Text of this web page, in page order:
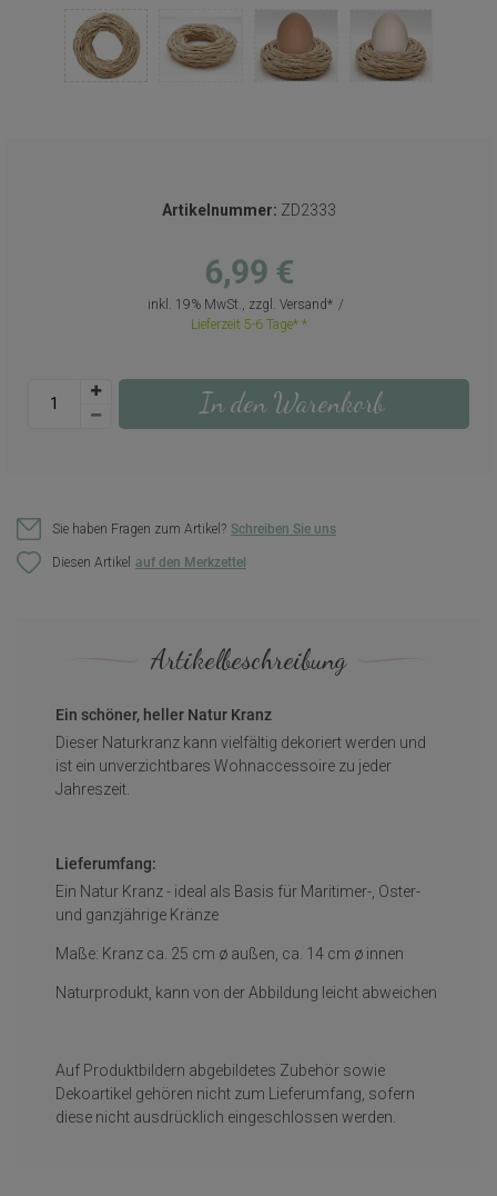
Artikelnummer: ZD2333
6,99 €
inkl. 19% MwSt., zzgl. Versand
Lieferzeit 5-6 Tage*
In den Warenkorb
Sie haben Fragen zum Artikel? Schreiben Sie uns
Diesen Artikel
Artikelbeschreibung
Ein schöner, heller Natur Kranz
Dieser Naturkranz kann vielfältig dekoriert werden und
ist ein unverzichtbares Wohnaccessoire zu jeder
Jahreszeit.
Lieferumfang:
Ein Natur Kranz - ideal als Basis für Maritimer-, Oster-
und ganzjährige Kränze
Maße: Kranz ca. 25 cm ø außen, ca. 14 cm ø innen
Naturprodukt, kann von der Abbildung leicht abweichen
Auf Produktbildern abgebildetes Zubehör sowie
Dekoartikel gehören nicht zum Lieferumfang, sofern
diese nicht ausdrücklich eingeschlossen werden.